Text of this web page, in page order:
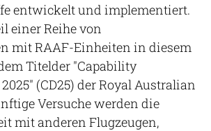
entwickelt und implementiert.
einer Reihe von
mit RAAF-Einheiten in diesem
Titelder "Capability
(CD25) der Royal Australian
Versuche werden die
mit anderen Flugzeugen,